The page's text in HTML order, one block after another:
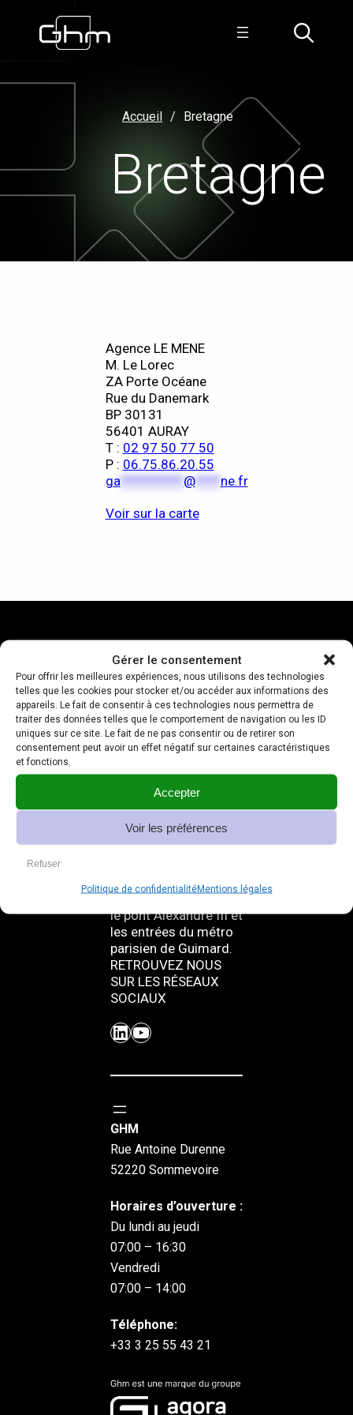
Gérer le consentement
Pour offrir les meilleures expériences, nous utilisons des technologies
telles que les cookies pour stocker et/ou accéder aux informations des
appareils. Le fait de consentir à ces technologies nous permettra de
traiter des données telles que le comportement de navigation ou les ID
uniques sur ce site. Le fait de ne pas consentir ou de retirer son
consentement peut avoir un effet négatif sur certaines caractéristiques
et fonctions.
Accepter
Refuser
Voir les préférences
Politique de confidentialitéMentions légales
Accueil Bretagne
Bretagne
Agence LE MENE
M. Le Lorec
ZA Porte Océane
Rue du Danemark
BP 30131
56401 AURAY
T : 02 97 50 77 50
P : 06.75.86.20.55
ga********** @**** ne.fr
Voir sur la carte
Chez Ghm, nous
notre histoire riche en
projets prestigieux,
Wallace, l’éclairage
des Champs-Elysées,
le pont Alexandre III et
les entrées du métro
parisien de Guimard.
RETROUVEZ NOUS
SUR LES RÉSEAUX
SOCIAUX
LinkedIn YouTube
GHM
Rue Antoine Durenne
52220 Sommevoire
Horaires d’ouverture :
Du lundi au jeudi
07:00 – 16:30
Vendredi
07:00 – 14:00
Téléphone:
+33 3 25 55 43 21